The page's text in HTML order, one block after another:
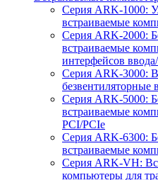
Серия ARK-1000:
встраиваемые
Серия ARK-2000:
встраиваемые
интерфейсов
Серия ARK-3000:
безвентиляторные
Серия ARK-5000:
встраиваемые
PCI/PCIe
Серия ARK-6300:
встраиваемые
Серия ARK-VH:
компьютеры для